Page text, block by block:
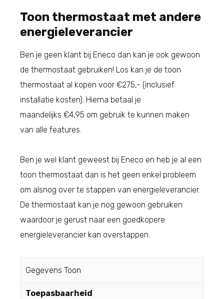
Toon thermostaat met andere
energieleverancier
Ben je geen klant bij Eneco dan kan je ook gewoon
de thermostaat gebruiken! Los kan je de toon
thermostaat al kopen voor €275,- (inclusief
installatie kosten). Hierna betaal je
maandelijks €4,95 om gebruik te kunnen maken
van alle features.
Ben je wel klant geweest bij Eneco en heb je al een
toon thermostaat dan is het geen enkel probleem
om alsnog over te stappen van energieleverancier.
De thermostaat kan je nog gewoon gebruiken
waardoor je gerust naar een goedkopere
energieleverancier kan overstappen.
Gegevens Toon
Toepasbaarheid